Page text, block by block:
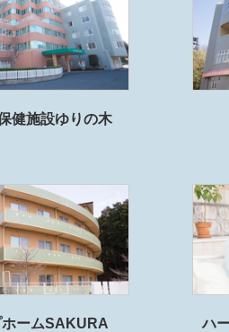
健施設ゆりの木
ホームSAKURA ハ